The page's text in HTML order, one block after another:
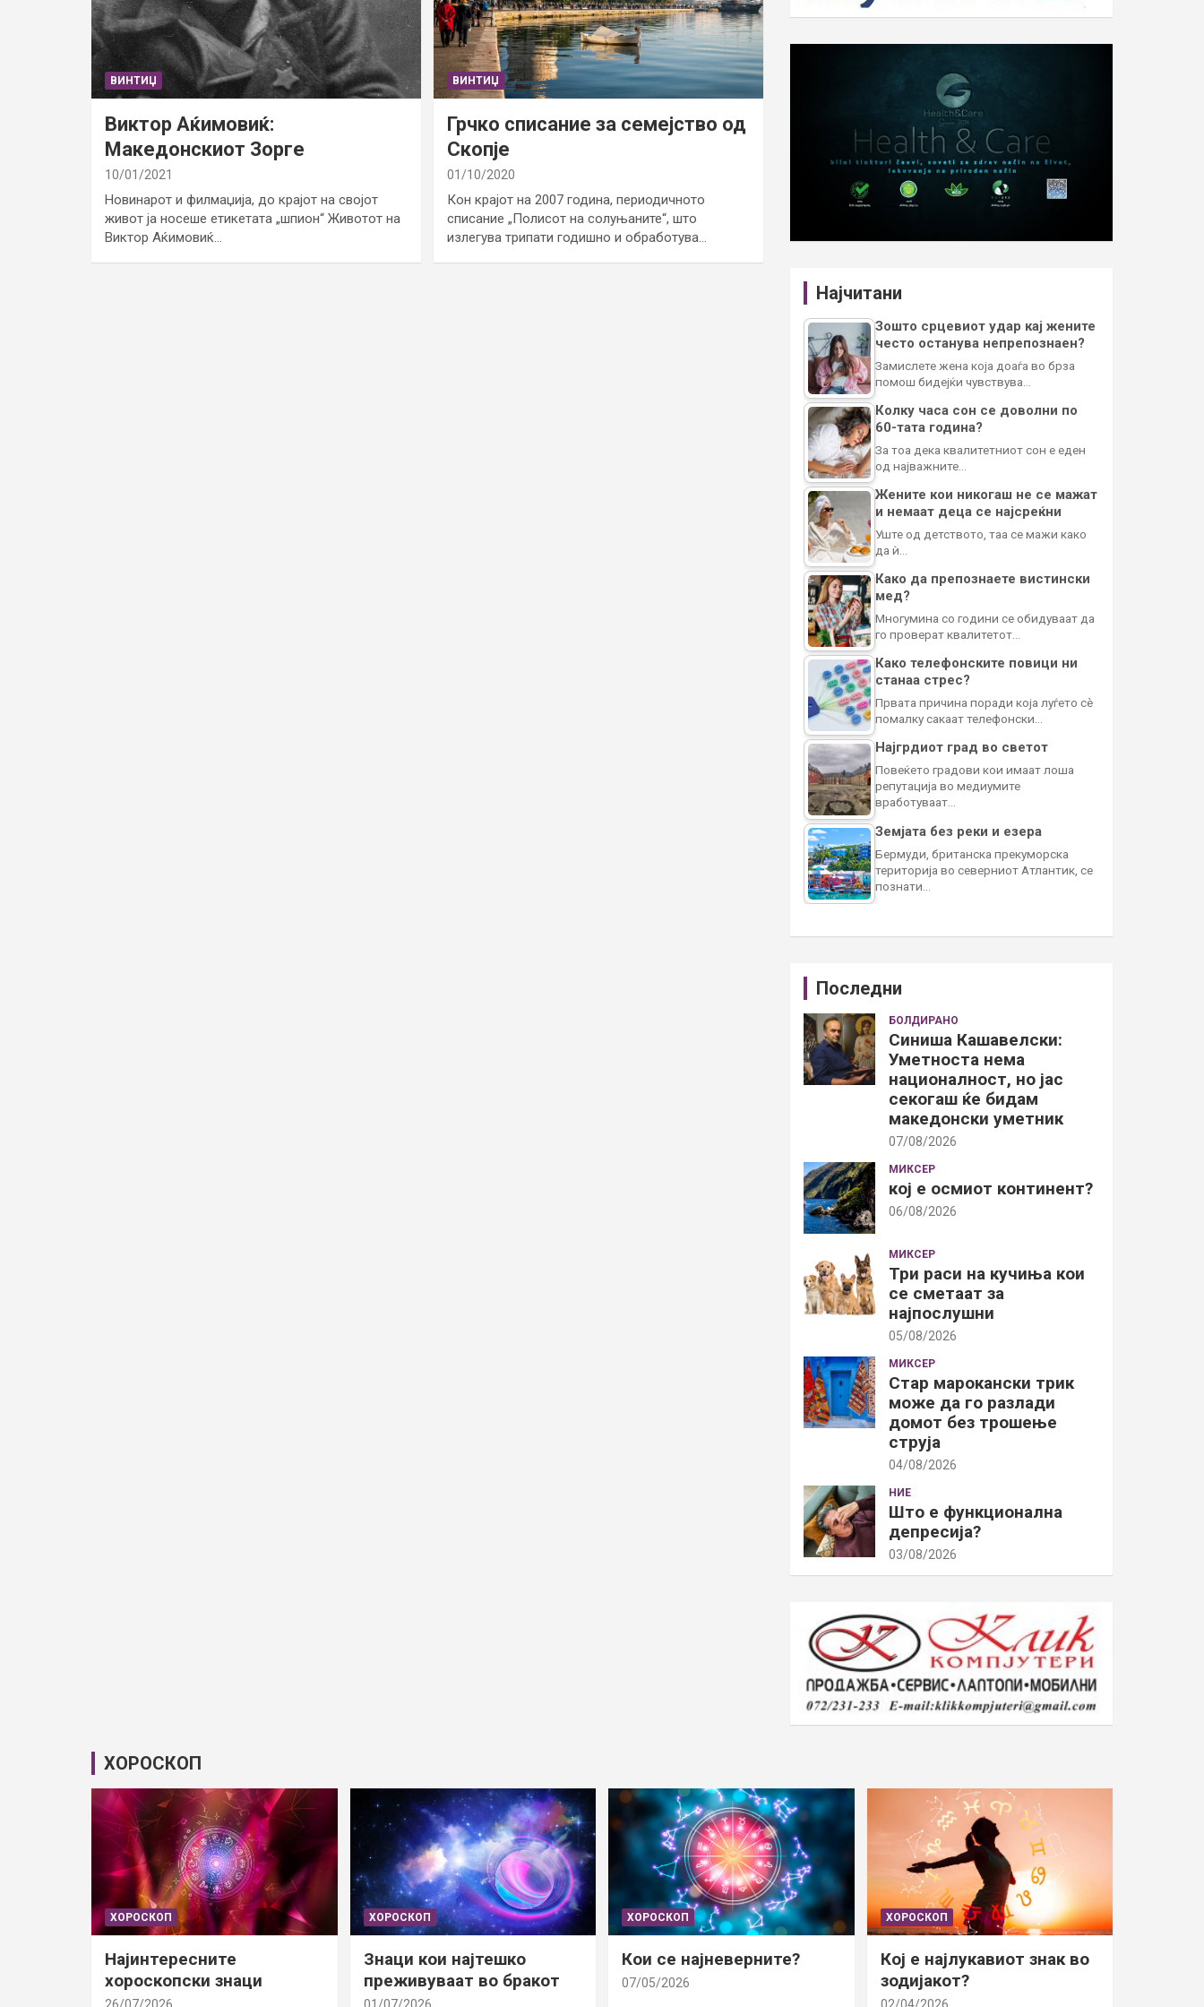
ВИНТИЏ
Виктор Аќимовиќ:
Македонскиот Зорге
10/01/2021
Новинарот и филмаџија, до крајот на својот
живот ја носеше етикетата „шпион“ Животот на
Виктор Аќимовиќ…
ВИНТИЏ
Грчко списание за семејство од
Скопје
01/10/2020
Кон крајот на 2007 година, периодичното
списание „Полисот на солуњаните“, што
излегува трипати годишно и обработува…
Најчитани
Зошто срцевиот удар кај жените
често останува непрепознаен?
Замислете жена која доаѓа во брза
помош бидејќи чувствува…
Колку часа сон се доволни по
60-тата година?
За тоа дека квалитетниот сон е еден
од најважните…
Жените кои никогаш не се мажат
и немаат деца се најсреќни
Уште од детството, таа се мажи како
да ѝ…
Како да препознаете вистински
мед?
Многумина со години се обидуваат да
го проверат квалитетот…
Како телефонските повици ни
станаа стрес?
Првата причина поради која луѓето сè
помалку сакаат телефонски…
Најгрдиот град во светот
Повеќето градови кои имаат лоша
репутација во медиумите
вработуваат…
Земјата без реки и езера
Бермуди, британска прекуморска
територија во северниот Атлантик, се
познати…
Последни
БОЛДИРАНО
Синиша Кашавелски:
Уметноста нема
националност, но јас
секогаш ќе бидам
македонски уметник
07/08/2026
МИКСЕР
кој е осмиот континент?
06/08/2026
МИКСЕР
Три раси на кучиња кои
се сметаат за
најпослушни
05/08/2026
МИКСЕР
Стар марокански трик
може да го разлади
домот без трошење
струја
04/08/2026
НИЕ
Што е функционална
депресија?
03/08/2026
ХОРОСКОП
ХОРОСКОП
Најинтересните
хороскопски знаци
ХОРОСКОП
Знаци кои најтешко
преживуваат во бракот
ХОРОСКОП
Кои се најневерните?
07/05/2026
ХОРОСКОП
Кој е најлукавиот знак во
зодијакот?